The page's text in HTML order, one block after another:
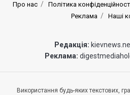
Про нас Політика
Реклама
Наші
Редакція:
Реклама:
Використання будь-яких текстових,